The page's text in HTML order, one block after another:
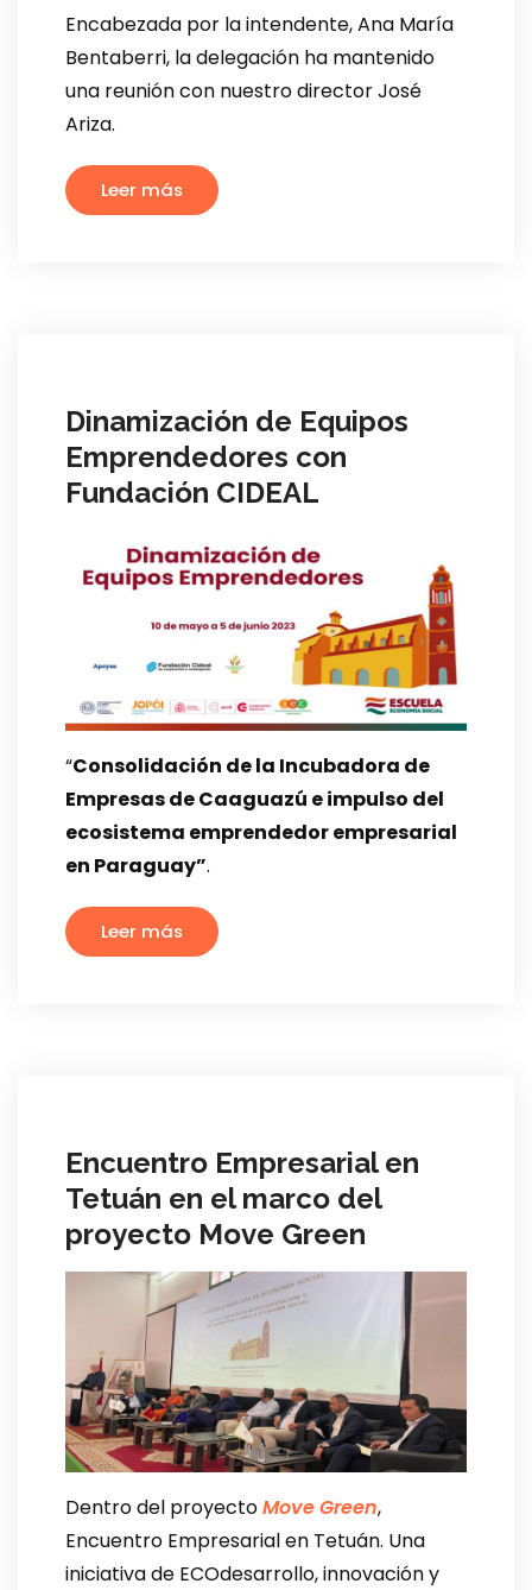
Encabezada por la intendente, Ana María
Bentaberri, la delegación ha mantenido
una reunión con nuestro director José
Ariza.
Leer más
Dinamización de Equipos
Emprendedores con
Fundación CIDEAL
“Consolidación de la Incubadora de
Empresas de Caaguazú e impulso del
ecosistema emprendedor empresarial
en Paraguay”.
Leer más
Encuentro Empresarial en
Tetuán en el marco del
proyecto Move Green
Dentro del proyectoMove Green,
Encuentro Empresarial en Tetuán. Una
iniciativa de ECOdesarrollo, innovación y